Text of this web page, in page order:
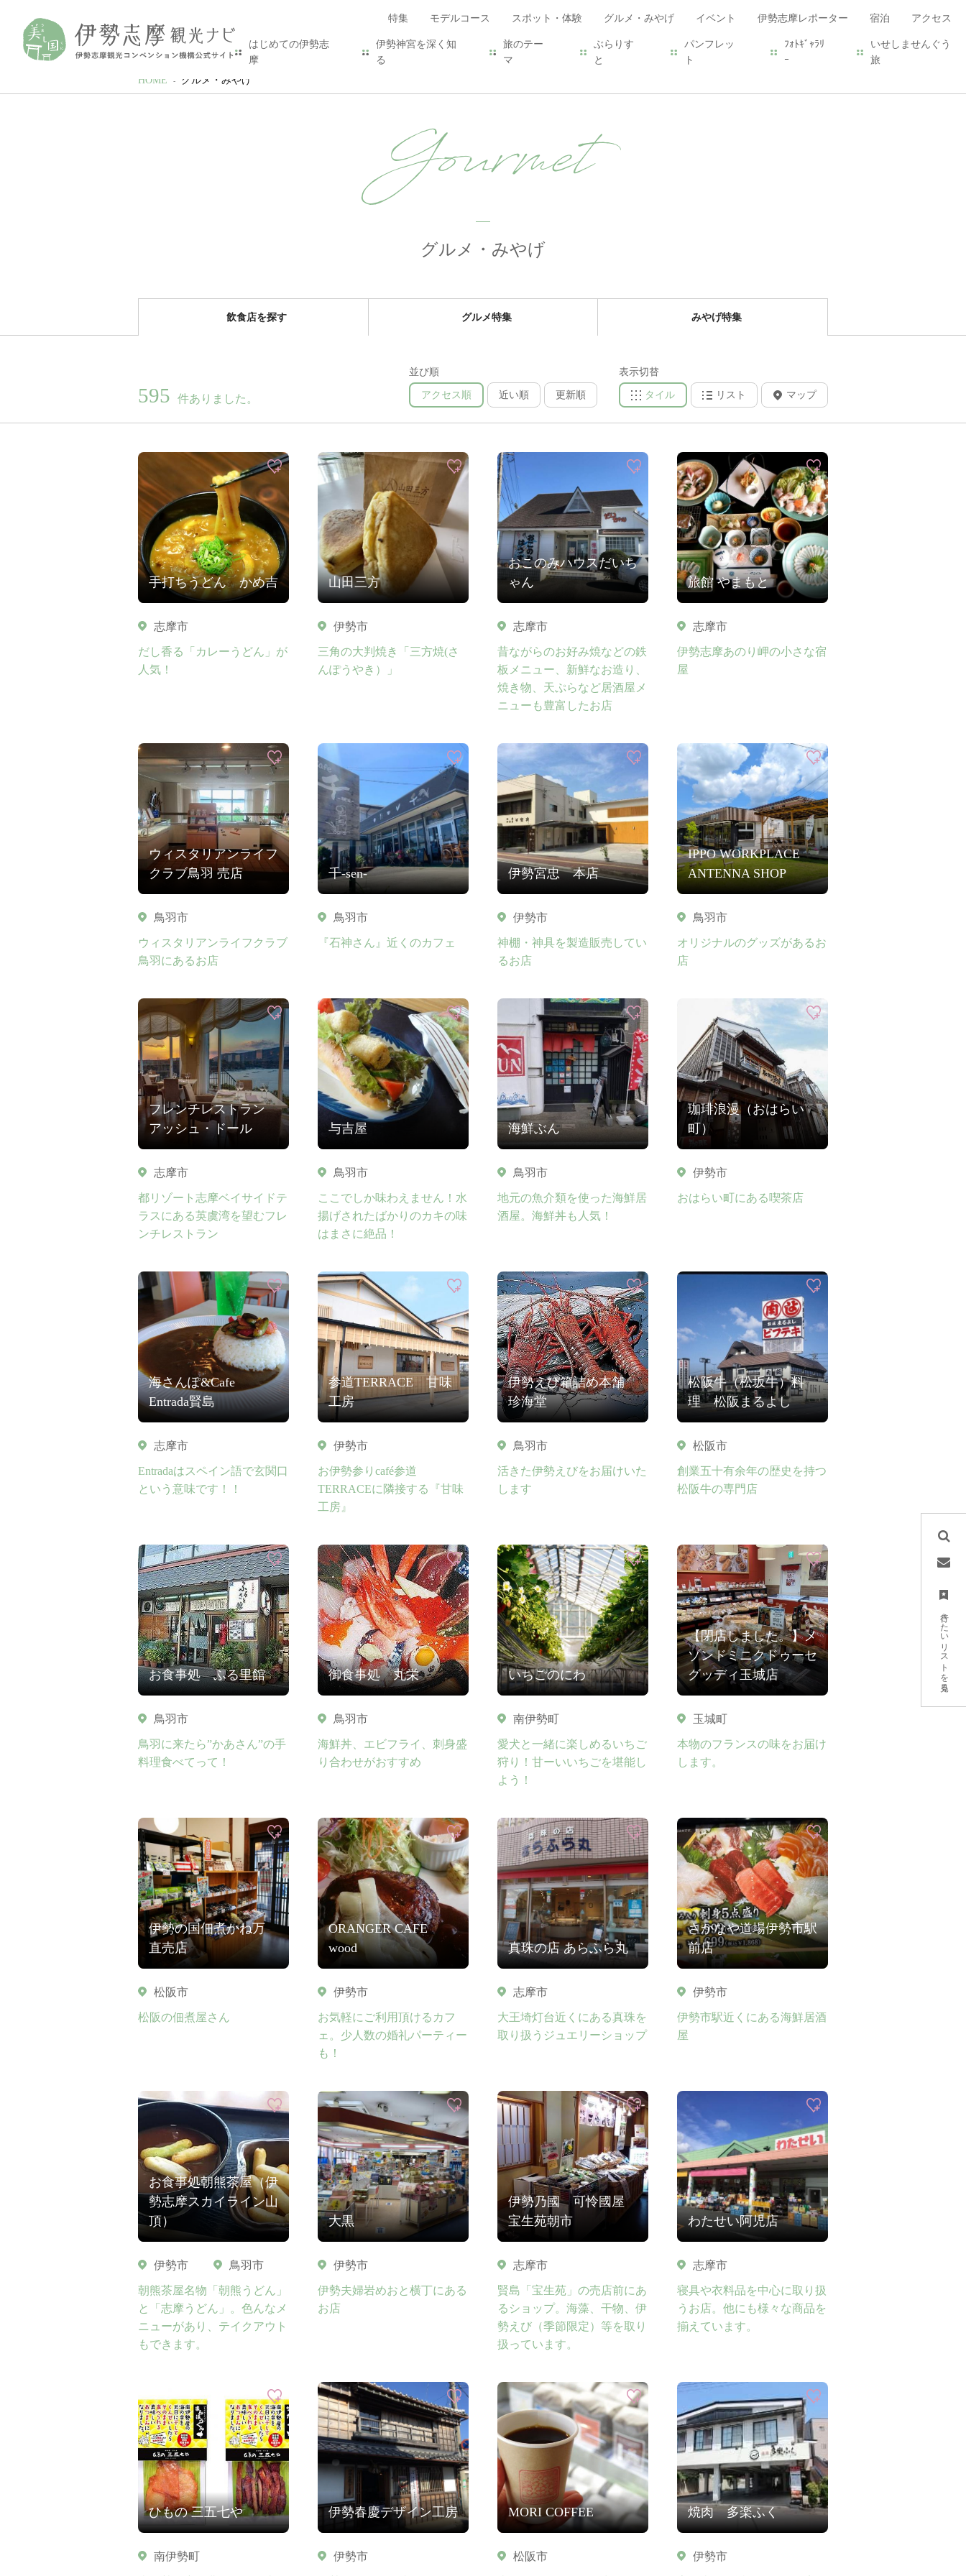
特集 モデルコース スポット・体験 グルメ・みやげ イベント 伊勢志摩レポーター 宿泊 アクセス
はじめての伊勢志
摩
伊勢神宮を深く知
る
旅のテー
マ
ぶらりす
と
パンフレッ
ト
ﾌｫﾄｷﾞｬﾗﾘ
ｰ
いせしませんぐう
旅
行きたいリストを見る
HOME グルメ・みやげ
Gourmet
グルメ・みやげ
飲食店を探す グルメ特集 みやげ特集
595 件ありました。
並び順
アクセス順 近い順 更新順
表示切替
タイル リスト マップ
手打ちうどん かめ吉
志摩市
だし香る「カレーうどん」が
人気！
山田三方
伊勢市
三角の大判焼き「三方焼(さ
んぽうやき）」
おこのみハウスだいち
ゃん
志摩市
昔ながらのお好み焼などの鉄
板メニュー、新鮮なお造り、
焼き物、天ぷらなど居酒屋メ
ニューも豊富したお店
旅館 やまもと
志摩市
伊勢志摩あのり岬の小さな宿
屋
ウィスタリアンライフ
クラブ鳥羽 売店
鳥羽市
ウィスタリアンライフクラブ
鳥羽にあるお店
千-sen-
鳥羽市
『石神さん』近くのカフェ
伊勢宮忠 本店
伊勢市
神棚・神具を製造販売してい
るお店
IPPO WORKPLACE
ANTENNA SHOP
鳥羽市
オリジナルのグッズがあるお
店
フレンチレストラン
アッシュ・ドール
志摩市
都リゾート志摩ベイサイドテ
ラスにある英虞湾を望むフレ
ンチレストラン
与吉屋
鳥羽市
ここでしか味わえません！水
揚げされたばかりのカキの味
はまさに絶品！
海鮮ぶん
鳥羽市
地元の魚介類を使った海鮮居
酒屋。海鮮丼も人気！
珈琲浪漫（おはらい
町）
伊勢市
おはらい町にある喫茶店
海さんぽ&Cafe
Entrada賢島
志摩市
Entradaはスペイン語で玄関口
という意味です！！
参道TERRACE 甘味
工房
伊勢市
お伊勢参りcafé参道
TERRACEに隣接する『甘味
工房』
伊勢えび箱詰め本舗
珍海堂
鳥羽市
活きた伊勢えびをお届けいた
します
松阪牛（松坂牛）料
理 松阪まるよし
松阪市
創業五十有余年の歴史を持つ
松阪牛の専門店
お食事処 ふる里館
鳥羽市
鳥羽に来たら”かあさん”の手
料理食べてって！
御食事処 丸栄
鳥羽市
海鮮丼、エビフライ、刺身盛
り合わせがおすすめ
いちごのにわ
南伊勢町
愛犬と一緒に楽しめるいちご
狩り！甘ーいいちごを堪能し
よう！
【閉店しました。】メ
ゾンドミニクドゥーセ
グッディ玉城店
玉城町
本物のフランスの味をお届け
します。
伊勢の国佃煮かね万
直売店
松阪市
松阪の佃煮屋さん
ORANGER CAFE
wood
伊勢市
お気軽にご利用頂けるカフ
ェ。少人数の婚礼パーティー
も！
真珠の店 あらふら丸
志摩市
大王埼灯台近くにある真珠を
取り扱うジュエリーショップ
さかなや道場伊勢市駅
前店
伊勢市
伊勢市駅近くにある海鮮居酒
屋
お食事処朝熊茶屋（伊
勢志摩スカイライン山
頂）
伊勢市 鳥羽市
朝熊茶屋名物「朝熊うどん」
と「志摩うどん」。色んなメ
ニューがあり、テイクアウト
もできます。
大黒
伊勢市
伊勢夫婦岩めおと横丁にある
お店
伊勢乃國 可怜國屋
宝生苑朝市
志摩市
賢島「宝生苑」の売店前にあ
るショップ。海藻、干物、伊
勢えび（季節限定）等を取り
扱っています。
わたせい阿児店
志摩市
寝具や衣料品を中心に取り扱
うお店。他にも様々な商品を
揃えています。
ひもの 三五七や
南伊勢町
伊勢春慶デザイン工房
伊勢市
MORI COFFEE
松阪市
焼肉 多楽ふく
伊勢市